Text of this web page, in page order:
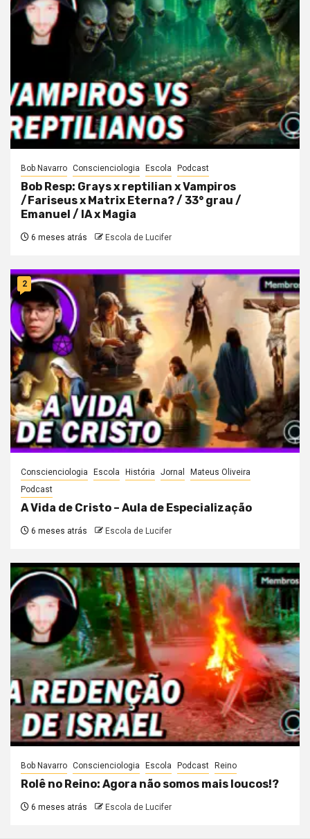
Bob Navarro Conscienciologia Escola Podcast
Bob Resp: Grays x reptilian x Vampiros
/Fariseus x Matrix Eterna? / 33° grau /
Emanuel / IA x Magia
6 meses atrás Escola de Lucifer
2
Conscienciologia Escola História Jornal
Mateus Oliveira
Podcast
A Vida de Cristo – Aula de Especialização
6 meses atrás Escola de Lucifer
Bob Navarro Conscienciologia Escola Podcast Reino
Rolê no Reino: Agora não somos mais loucos!?
6 meses atrás Escola de Lucifer